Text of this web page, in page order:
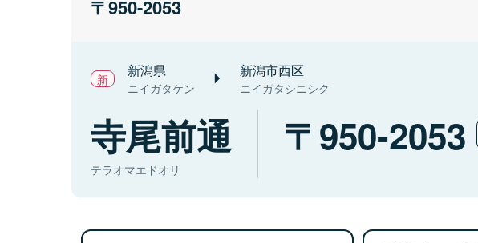
950-2053
新潟県
ニイガタケン
新潟市西区
ニイガタシニシク
寺尾前通
テラオマエドオリ
950-2053